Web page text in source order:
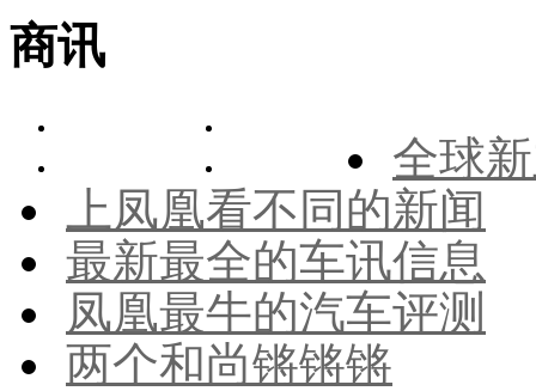
商讯
全球
上凤凰看不同的新闻
最新最全的车讯信息
凤凰最牛的汽车评测
两个和尚锵锵锵